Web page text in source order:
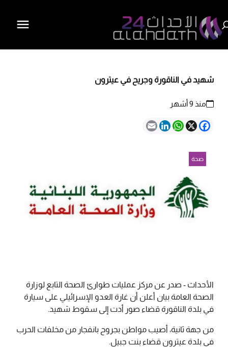
شهيد في الناقورة وجريح في عيترون
منذ 9 أشهر
Facebook
X
WhatsApp
LinkedIn
Email
صحة
الأحداث - صدر عن مركز عمليات طوارئ الصحة التابع لوزارة
الصحة العامة بيان أعلن أن غارة العدو الإسرائيلي على سيارة
في بلدة الناقورة قضاء صور أدت إلى سقوط شهيد.
من جهة ثانية، أصيب مواطن بجروح بانفجار من مخلفات الحرب
في بلدة عيترون قضاء بنت جبيل.